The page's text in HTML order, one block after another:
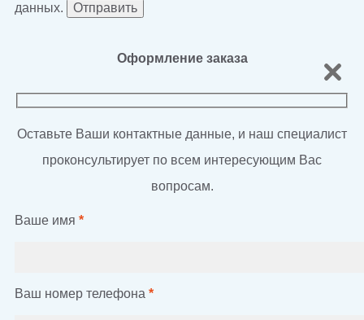
данных.
Оформление заказа
Оставьте Ваши контактные данные, и наш специалист
проконсультирует по всем интересующим Вас
вопросам.
Ваше имя *
Ваш номер телефона *